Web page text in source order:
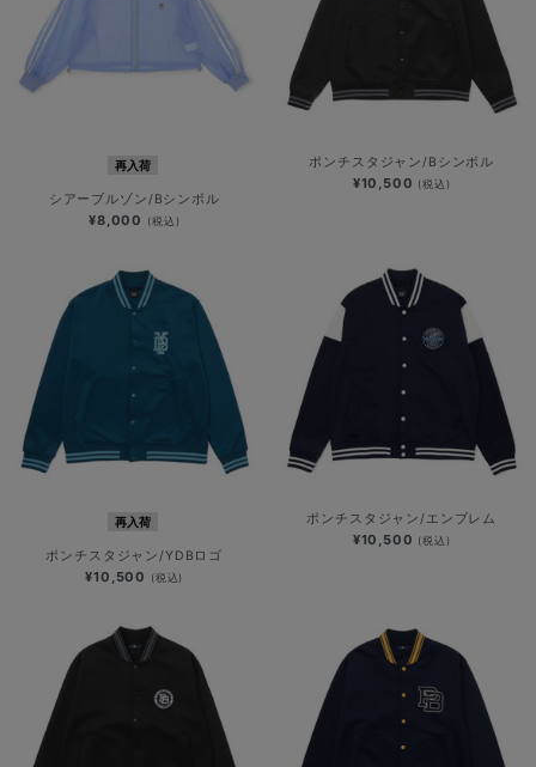
再入荷
シアーブルゾン/Bシンボル
¥8,000 (税込)
ポンチスタジャン/Bシンボル
¥10,500 (税込)
再入荷
ポンチスタジャン/YDBロゴ
¥10,500 (税込)
ポンチスタジャン/エンブレム
¥10,500 (税込)